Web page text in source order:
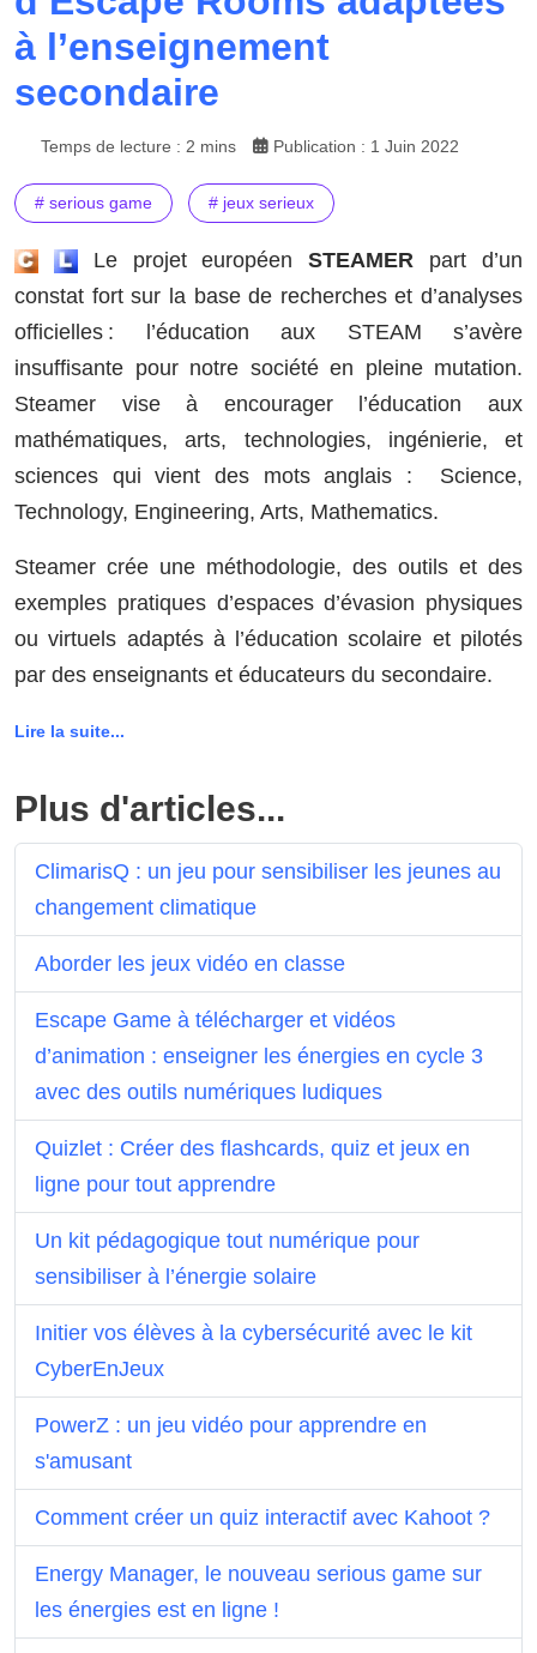
à l’enseignement
secondaire
Temps de lecture : 2 mins Publication : 1 Juin 2022
# serious game # jeux serieux
Le projet européenSTEAMER part d’un
constat fort sur la base de recherches et d’analyses
officielles : l’éducation aux STEAM s’avère
insuffisante pour notre société en pleine mutation.
Steamer vise à encourager l’éducation aux
mathématiques, arts, technologies, ingénierie, et
sciences qui vient des mots anglais : Science,
Technology, Engineering, Arts, Mathematics.
Steamer crée une méthodologie, des outils et des
exemples pratiques d’espaces d’évasion physiques
ou virtuels adaptés à l’éducation scolaire et pilotés
par des enseignants et éducateurs du secondaire.
Lire la suite...
Plus d'articles...
ClimarisQ : un jeu pour sensibiliser les jeunes au
changement climatique
Aborder les jeux vidéo en classe
Escape Game à télécharger et vidéos
d’animation : enseigner les énergies en cycle 3
avec des outils numériques ludiques
Quizlet : Créer des flashcards, quiz et jeux en
ligne pour tout apprendre
Un kit pédagogique tout numérique pour
sensibiliser à l’énergie solaire
Initier vos élèves à la cybersécurité avec le kit
CyberEnJeux
PowerZ : un jeu vidéo pour apprendre en
s'amusant
Comment créer un quiz interactif avec Kahoot ?
Energy Manager, le nouveau serious game sur
les énergies est en ligne !